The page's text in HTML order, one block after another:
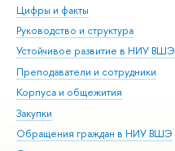
Цифры и факты
Руководство и структура
Устойчивое развитие в НИУ ВШЭ
Преподаватели и сотрудники
Корпуса и общежития
Закупки
Обращения граждан в НИУ ВШЭ